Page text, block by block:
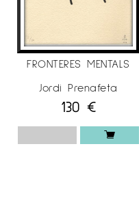
FRONTERES MENTALS
Jordi Prenafeta
130 €